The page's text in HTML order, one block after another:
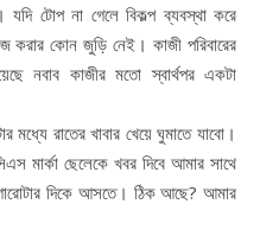
টোপ না গেলে বিকল্প ব্যবস্থা করে
করার কোন জুড়ি নেই। কাজী পরিবারের
নবাব কাজীর মতো স্বার্থপর একটা
রাতের খাবার খেয়ে ঘুমাতে যাবো।
মার্কা ছেলেকে খবর দিবে আমার সাথে
দিকে আসতে। ঠিক আছে? আমার